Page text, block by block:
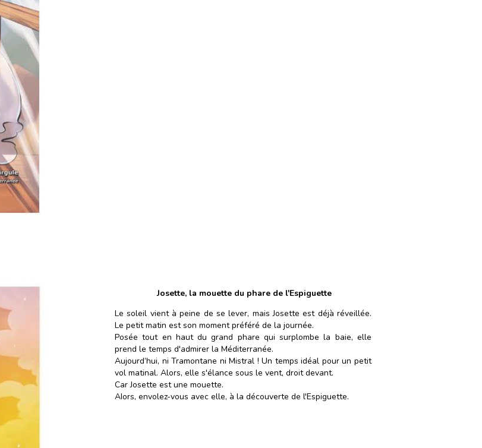
Josette, la mouette du phare de l'Espiguette
Le soleil vient à peine de se lever, mais Josette est déjà réveillée.
Le petit matin est son moment préféré de la journée.
Posée tout en haut du grand phare qui surplombe la baie, elle
prend le temps d'admirer la Méditerranée.
Aujourd’hui, ni Tramontane ni Mistral ! Un temps idéal pour un petit
vol matinal. Alors, elle s'élance sous le vent, droit devant.
Car Josette est une mouette.
AIors, envolez-vous avec elle, à la découverte de l'Espiguette.